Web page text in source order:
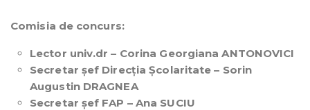
Comisia de concurs:
Lector univ.dr – Corina Georgiana ANTONOVICI
Secretar șef Direcția Școlaritate – Sorin
Augustin DRAGNEA
Secretar șef FAP – Ana SUCIU